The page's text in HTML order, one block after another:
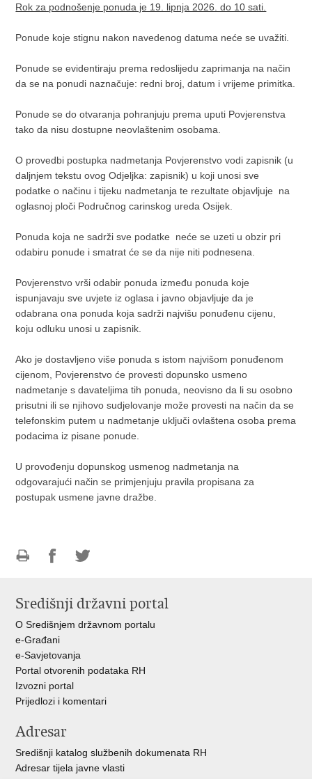
Rok za podnošenje ponuda je 19. lipnja 2026. do 10 sati.
Ponude koje stignu nakon navedenog datuma neće se uvažiti.
Ponude se evidentiraju prema redoslijedu zaprimanja na način
da se na ponudi naznačuje: redni broj, datum i vrijeme primitka.
Ponude se do otvaranja pohranjuju prema uputi Povjerenstva
tako da nisu dostupne neovlaštenim osobama.
O provedbi postupka nadmetanja Povjerenstvo vodi zapisnik (u
daljnjem tekstu ovog Odjeljka: zapisnik) u koji unosi sve
podatke o načinu i tijeku nadmetanja te rezultate objavljuje na
oglasnoj ploči Područnog carinskog ureda Osijek.
Ponuda koja ne sadrži sve podatke neće se uzeti u obzir pri
odabiru ponude i smatrat će se da nije niti podnesena.
Povjerenstvo vrši odabir ponuda između ponuda koje
ispunjavaju sve uvjete iz oglasa i javno objavljuje da je
odabrana ona ponuda koja sadrži najvišu ponuđenu cijenu,
koju odluku unosi u zapisnik.
Ako je dostavljeno više ponuda s istom najvišom ponuđenom
cijenom, Povjerenstvo će provesti dopunsko usmeno
nadmetanje s davateljima tih ponuda, neovisno da li su osobno
prisutni ili se njihovo sudjelovanje može provesti na način da se
telefonskim putem u nadmetanje uključi ovlaštena osoba prema
podacima iz pisane ponude.
U provođenju dopunskog usmenog nadmetanja na
odgovarajući način se primjenjuju pravila propisana za
postupak usmene javne dražbe.
FacebookuTwitteru
Središnji državni portal
O Središnjem državnom portalu
e-Građani
e-Savjetovanja
Portal otvorenih podataka RH
Izvozni portal
Prijedlozi i komentari
Adresar
Središnji katalog službenih dokumenata RH
Adresar tijela javne vlasti